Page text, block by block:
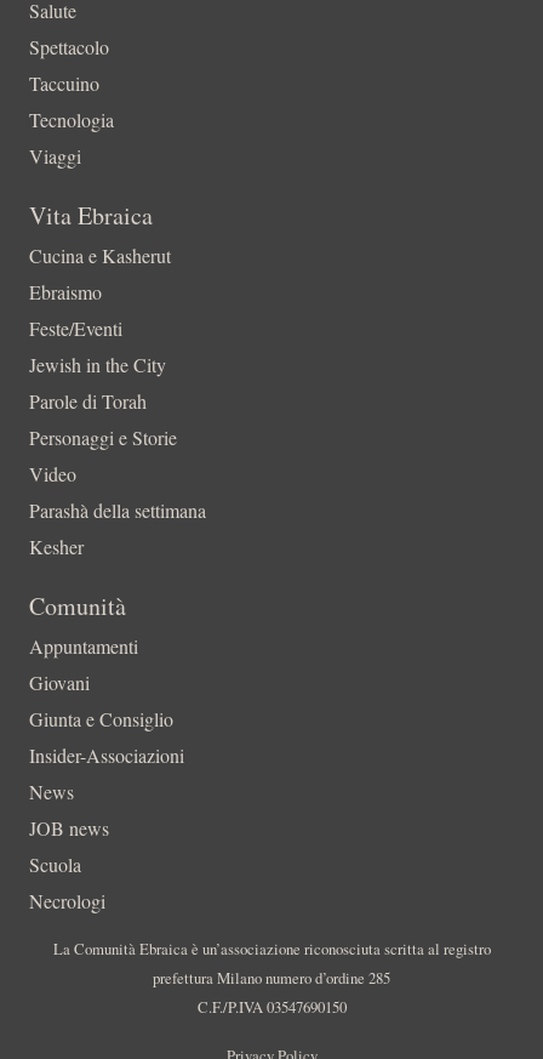
Salute
Spettacolo
Taccuino
Tecnologia
Viaggi
Vita Ebraica
Cucina e Kasherut
Ebraismo
Feste/Eventi
Jewish in the City
Parole di Torah
Personaggi e Storie
Video
Parashà della settimana
Kesher
Comunità
Appuntamenti
Giovani
Giunta e Consiglio
Insider-Associazioni
News
JOB news
Scuola
Necrologi
La Comunità Ebraica è un’associazione riconosciuta scritta al registro
prefettura Milano numero d’ordine 285
C.F./P.IVA 03547690150